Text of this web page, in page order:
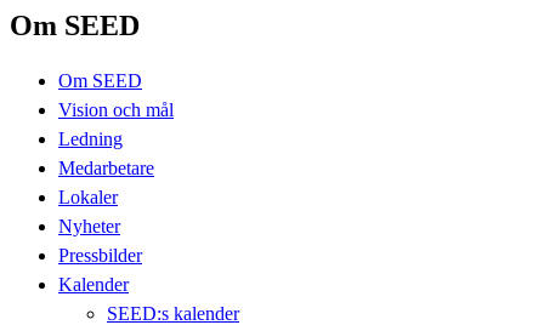
Om SEED
Om SEED
Vision och mål
Ledning
Medarbetare
Lokaler
Nyheter
Pressbilder
Kalender
SEED:s kalender